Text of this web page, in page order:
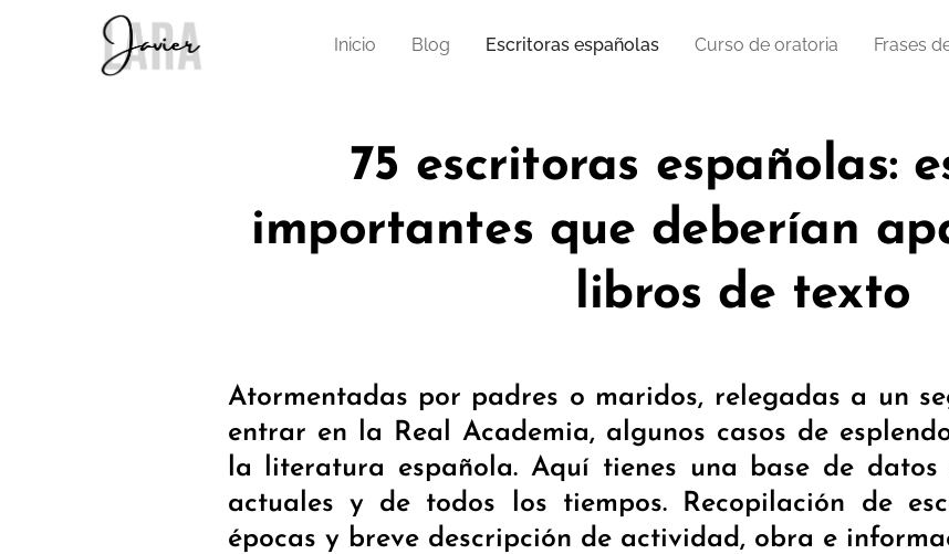
Inicio Blog Escritoras españolas Curso de oratoria Frases
75 escritoras españolas:
importantes que deberían
libros de texto
Atormentadas por padres o maridos, relegadas a un
entrar en la Real Academia, algunos casos de
la literatura española. Aquí tienes una base de datos
actuales y de todos los tiempos. Recopilación de
épocas y breve descripción de actividad, obra e